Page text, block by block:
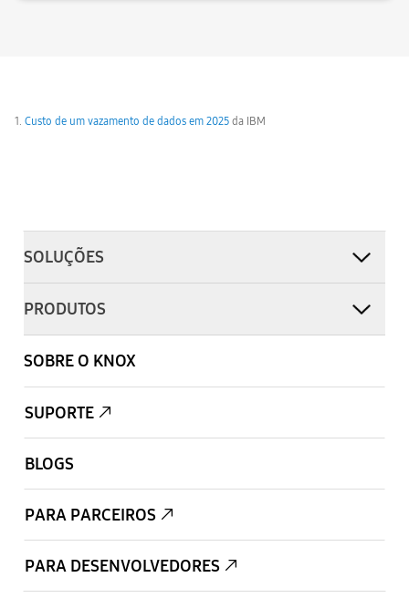
Custo de um vazamento de dados em 2025 da IBM
SOLUÇÕES
PRODUTOS
SOBRE O KNOX
SUPORTE
BLOGS
PARA PARCEIROS
PARA DESENVOLVEDORES